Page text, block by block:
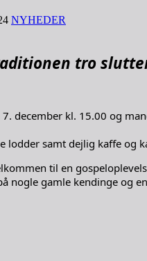
NYHEDER
tro
december kl. 15.00 og
samt dejlig kaffe og
til en
nogle gamle kendinge og